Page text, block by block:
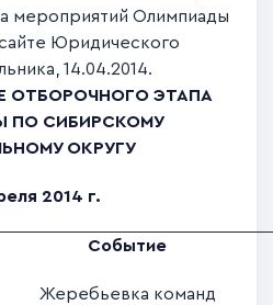
мероприятий Олимпиады
Юридического
14.04.2014.
ОТБОРОЧНОГО ЭТАПА
ПО СИБИРСКОМУ
ОКРУГУ
2014 г.
Событие
Жеребьевка команд